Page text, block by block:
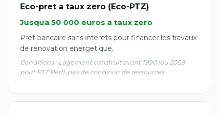
Eco-pret a taux zero (Eco-PTZ)
Jusqua 50 000 euros a taux zero
Pret bancaire sans interets pour financer les travaux
de renovation energetique.
Conditions : Logement construit avant 1990 (ou 2009
pour PTZ Perf), pas de condition de ressources